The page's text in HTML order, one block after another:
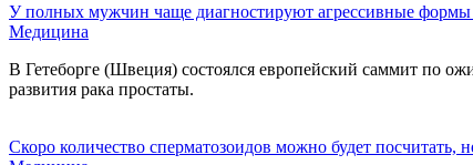
У полных мужчин чаще диагностируют агрессивные формы
Медицина
В Гетеборге (Швеция) состоялся европейский саммит по
развития рака простаты.
Скоро количество сперматозоидов можно будет посчитать,